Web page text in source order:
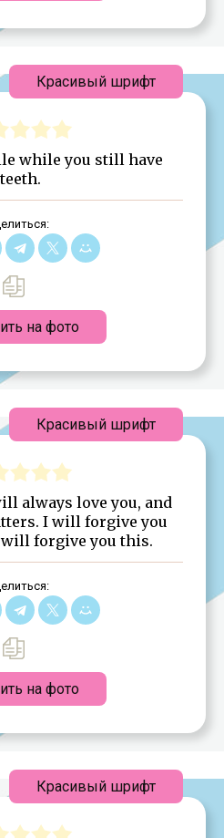
while you still have
teeth.
на фото
Красивый шрифт
always love you, and
I will forgive you
forgive you this.
на фото
Красивый шрифт
Красивый шрифт